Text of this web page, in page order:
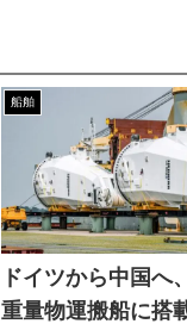
船舶
ドイツから中国へ
重量物運搬船に搭